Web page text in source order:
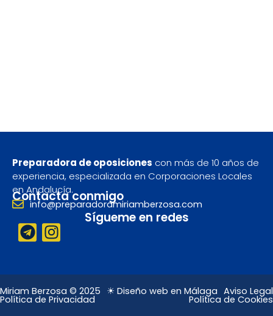
Preparadora de oposiciones con más de 10 años de
experiencia, especializada en Corporaciones Locales
en Andalucía.
Contacta conmigo
info@preparadoramiriamberzosa.com
Sígueme en redes
T
e
e
g
r
I
n
t
a
g
Miriam Berzosa © 2025 ☀ Diseño web en Málaga Aviso Legal
Política de Privacidad Política de Cookies